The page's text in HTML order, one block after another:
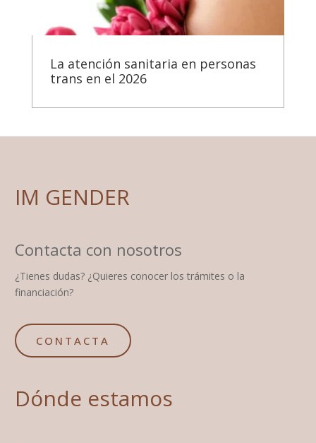
La atención sanitaria en personas
trans en el 2026
IM GENDER
Contacta con nosotros
¿Tienes dudas? ¿Quieres conocer los trámites o la
financiación?
CONTACTA
Dónde estamos